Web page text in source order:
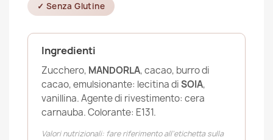
✓ Senza Glutine
Ingredienti
Zucchero, MANDORLA, cacao, burro di
cacao, emulsionante: lecitina diSOIA,
vanillina. Agente di rivestimento: cera
carnauba. Colorante: E131.
Valori nutrizionali: fare riferimento all’etichetta sulla